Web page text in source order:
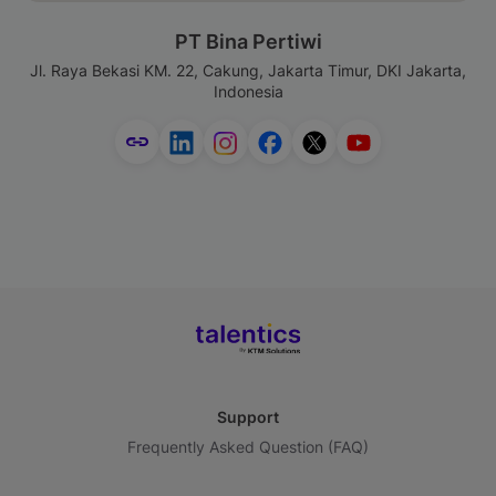
PT Bina Pertiwi
Jl. Raya Bekasi KM. 22, Cakung, Jakarta Timur, DKI Jakarta,
Indonesia
Support
Frequently Asked Question (FAQ)